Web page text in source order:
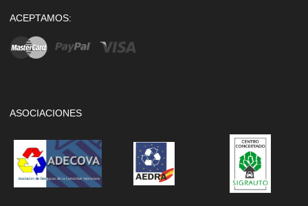
ACEPTAMOS:
ASOCIACIONES